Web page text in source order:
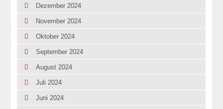
Dezember 2024
November 2024
Oktober 2024
September 2024
August 2024
Juli 2024
Juni 2024